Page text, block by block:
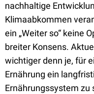
nachhaltige
Klimaabkommen
ein „Weiter so“ keine
breiter Konsens.
wichtiger denn je, für
Ernährung ein
Ernährungssystem